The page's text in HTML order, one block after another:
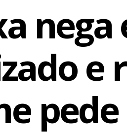
nega
e